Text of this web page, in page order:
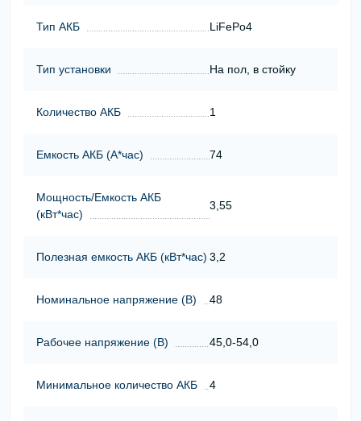
Тип АКБ LiFePo4
Тип установки На пол, в стойку
Количество АКБ 1
Емкость АКБ (А*час) 74
Мощность/Емкость АКБ
(кВт*час)
3,55
Полезная емкость АКБ (кВт*час) 3,2
Номинальное напряжение (В) 48
Рабочее напряжение (В) 45,0-54,0
Минимальное количество АКБ 4